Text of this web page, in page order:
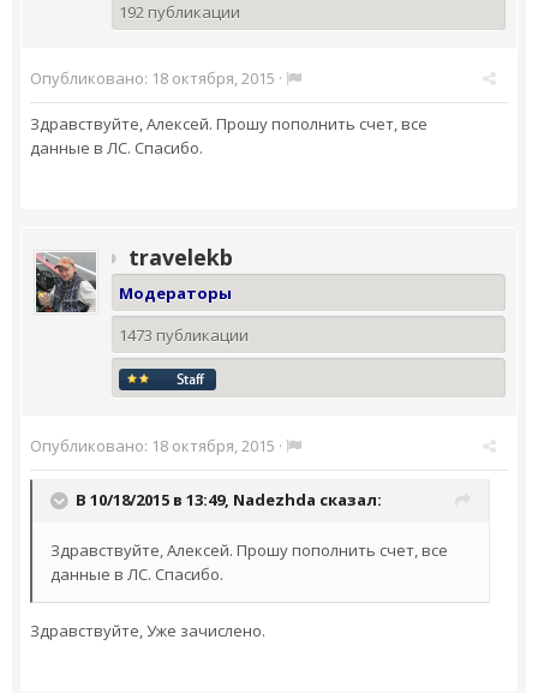
192 публикации
Опубликовано: 18 октября, 2015 ·
Здравствуйте, Алексей. Прошу пополнить счет, все
данные в ЛС. Спасибо.
travelekb
Модераторы
1473 публикации
Опубликовано: 18 октября, 2015 ·
В 10/18/2015 в 13:49, Nadezhda сказал:
Здравствуйте, Алексей. Прошу пополнить счет, все
данные в ЛС. Спасибо.
Здравствуйте, Уже зачислено.